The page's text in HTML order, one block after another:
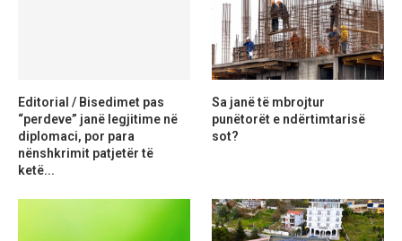
Editorial / Bisedimet pas
“perdeve” janë legjitime në
diplomaci, por para
nënshkrimit patjetër të
ketë...
Sa janë të mbrojtur
punëtorët e ndërtimtarisë
sot?